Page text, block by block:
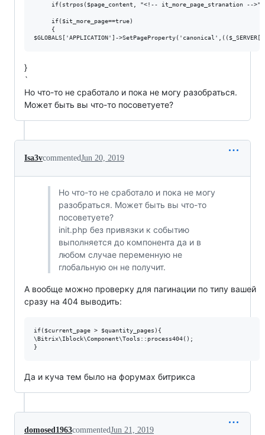
if(strpos($page_content, "<!-- it_more_page_stranation --
     if($it_more_page==true)
     {
}
`
Но что-то не сработало и пока не могу разобраться.
Может быть вы что-то посоветуете?
Isa3vcommentedJun 20, 2019
Но что-то не сработало и пока не могу
разобраться. Может быть вы что-то
посоветуете?
init.php без привязки к событию
выполняется до компонента да и в
любом случае переменную не
глобальную он не получит.
А вообще можно проверку для пагинации по типу вашей
сразу на 404 выводить:
if($current_page > $quantity_pages){
\Bitrix\Iblock\Component\Tools::process404();
Да и куча тем было на форумах битрикса
domosed1963commentedJun 21, 2019